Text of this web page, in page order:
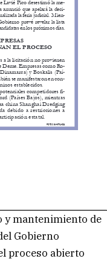
y mantenimiento de
Gobierno
proceso abierto